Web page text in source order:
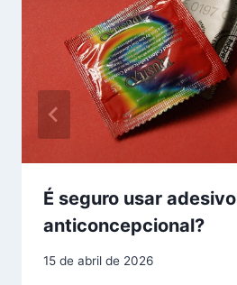
É seguro usar adesivo
anticoncepcional?
15 de abril de 2026